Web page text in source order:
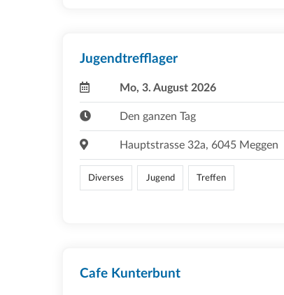
Jugendtrefflager
Mo, 3. August 2026
Den ganzen Tag
Hauptstrasse 32a, 6045 Meggen
Diverses Jugend Treffen
Cafe Kunterbunt